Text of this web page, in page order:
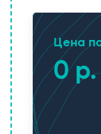
Цена
0 р.